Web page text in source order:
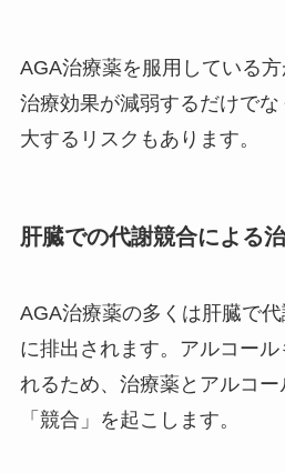
AGA治療薬を服用している
治療効果が減弱するだけで
大するリスクもあります。
肝臓での代謝競合による
AGA治療薬の多くは肝臓で
に排出されます。アルコー
れるため、治療薬とアルコ
「競合」を起こします。